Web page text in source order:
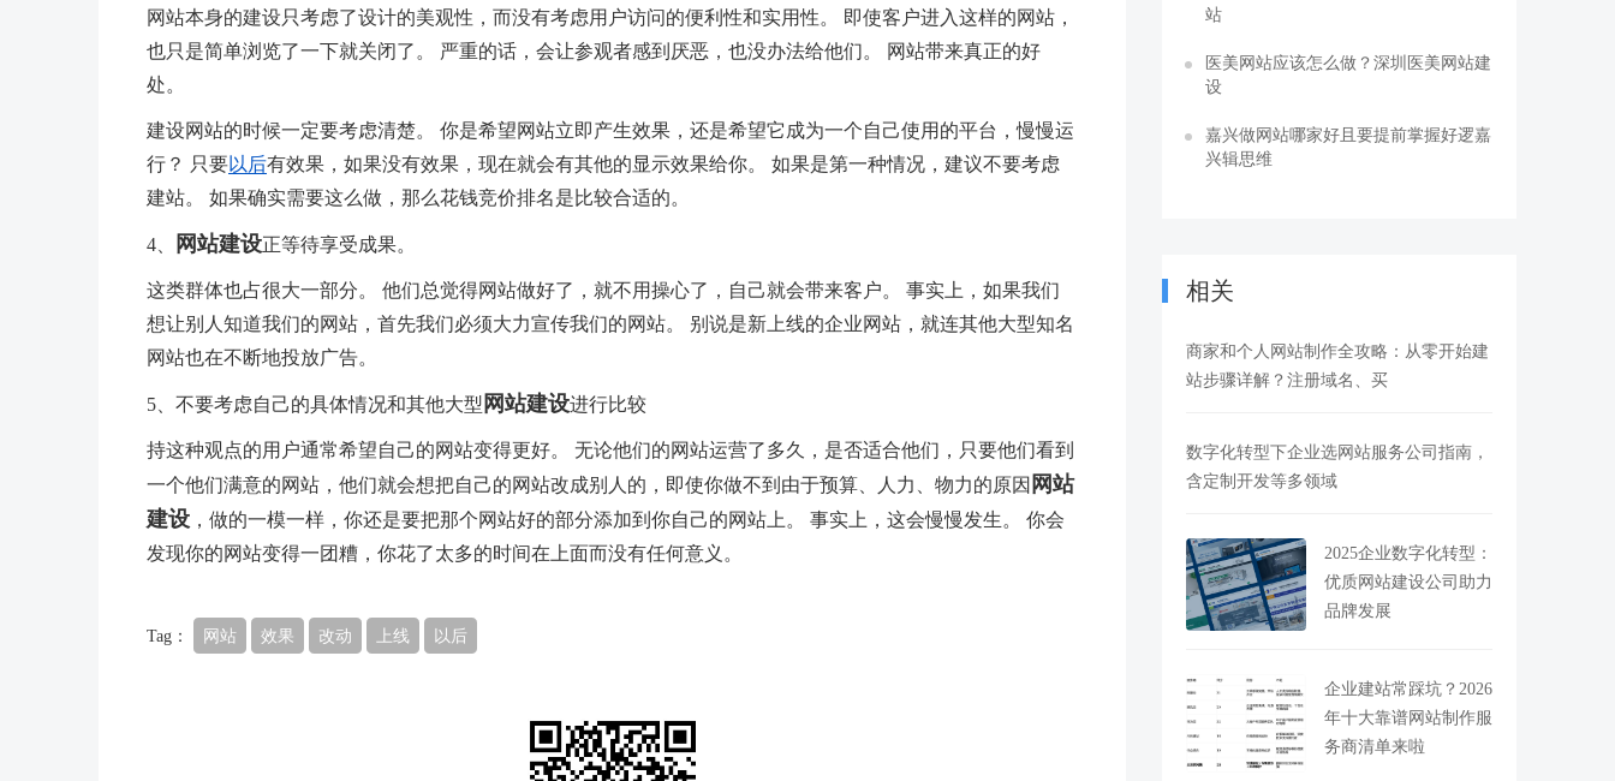
网站本身的建设只考虑了设计的美观性，而没有考虑用户访问的便利性和实用性。 即使客户进入这样的网站，
也只是简单浏览了一下就关闭了。 严重的话，会让参观者感到厌恶，也没办法给他们。 网站带来真正的好
处。
建设网站的时候一定要考虑清楚。 你是希望网站立即产生效果，还是希望它成为一个自己使用的平台，慢慢运
行？ 只要 以后有效果，如果没有效果，现在就会有其他的显示效果给你。 如果是第一种情况，建议不要考虑
建站。 如果确实需要这么做，那么花钱竞价排名是比较合适的。
4、 网站建设正等待享受成果。
这类群体也占很大一部分。 他们总觉得网站做好了，就不用操心了，自己就会带来客户。 事实上，如果我们
想让别人知道我们的网站，首先我们必须大力宣传我们的网站。 别说是新上线的企业网站，就连其他大型知名
网站也在不断地投放广告。
5、不要考虑自己的具体情况和其他大型 网站建设进行比较
持这种观点的用户通常希望自己的网站变得更好。 无论他们的网站运营了多久，是否适合他们，只要他们看到
一个他们满意的网站，他们就会想把自己的网站改成别人的，即使你做不到由于预算、人力、物力的原因 网站
建设 ，做的一模一样，你还是要把那个网站好的部分添加到你自己的网站上。 事实上，这会慢慢发生。 你会
发现你的网站变得一团糟，你花了太多的时间在上面而没有任何意义。
Tag： 网站 效果 改动 上线 以后
站
医美网站应该怎么做？深圳医美网站建
设
嘉兴做网站哪家好且要提前掌握好逻嘉
兴辑思维
相关
商家和个人网站制作全攻略：从零开始建
站步骤详解？注册域名、买
数字化转型下企业选网站服务公司指南，
含定制开发等多领域
2025企业数字化转型：
优质网站建设公司助力
品牌发展
企业建站常踩坑？2026
年十大靠谱网站制作服
务商清单来啦